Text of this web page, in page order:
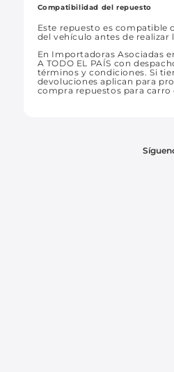
Compatibilidad del repuesto
Este repuesto es compatible
del vehículo antes de
En Importadoras Asociadas
A TODO EL PAÍS con
términos y condiciones. Si
devoluciones aplican para
compra repuestos para